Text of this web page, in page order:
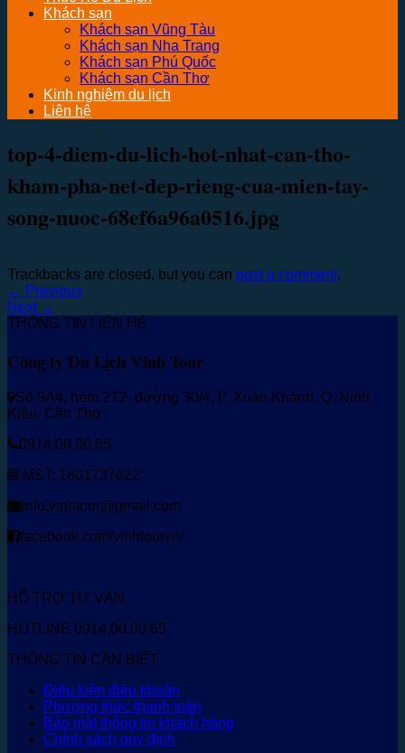
Khách sạn
Khách sạn Vũng Tàu
Khách sạn Nha Trang
Khách sạn Phú Quốc
Khách sạn Cần Thơ
Kinh nghiệm du lịch
Liên hệ
top-4-diem-du-lich-hot-nhat-can-tho-
kham-pha-net-dep-rieng-cua-mien-tay-
song-nuoc-68ef6a96a0516.jpg
Trackbacks are closed, but you can post a comment.
← Previous
Next →
THÔNG TIN LIÊN HỆ
Công ty Du Lịch Vinh Tour
Số 9A4, hẻm 2T2, đường 30/4, P. Xuân Khánh, Q. Ninh
Kiều, Cần Thơ
0914.00.00.65
MST: 1801737622
info.vinhtour@gmail.com
facebook.com/vinhtourvn/
HỖ TRỢ TƯ VẤN
HOTLINE 0914.00.00.65
THÔNG TIN CẦN BIẾT
Điều kiện điều khoản
Phương thức thanh toán
Bảo mật thông tin khách hàng
Chính sách quy định